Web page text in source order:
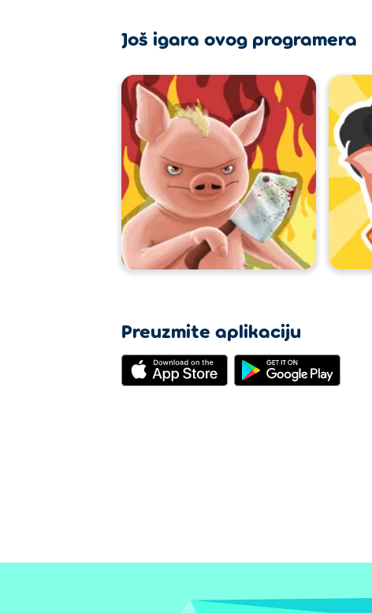
Još igara ovog programera
Preuzmite aplikaciju